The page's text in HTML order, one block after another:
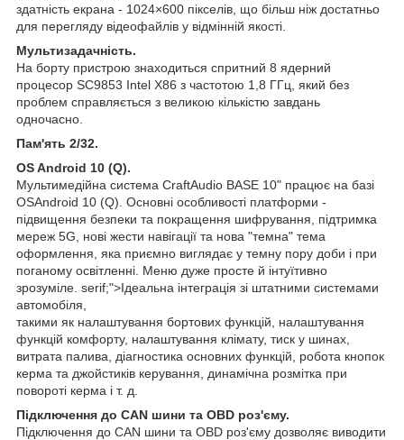
здатність екрана - 1024×600 пікселів, що більш ніж достатньо
для перегляду відеофайлів у відмінній якості.
Мультизадачність.
На борту пристрою знаходиться спритний 8 ядерний
процесор SC9853 Intel X86 з частотою 1,8 ГГц, який без
проблем справляється з великою кількістю завдань
одночасно.
Пам'ять 2/32.
OS Android 10 (Q).
Мультимедійна система CraftAudio BASE 10" працює на базі
OSAndroid 10 (Q). Основні особливості платформи -
підвищення безпеки та покращення шифрування, підтримка
мереж 5G, нові жести навігації та нова "темна" тема
оформлення, яка приємно виглядає у темну пору доби і при
поганому освітленні. Меню дуже просте й інтуїтивно
зрозуміле. serif;">Ідеальна інтеграція зі штатними системами
автомобіля,
такими як налаштування бортових функцій, налаштування
функцій комфорту, налаштування клімату, тиск у шинах,
витрата палива, діагностика основних функцій, робота кнопок
керма та джойстиків керування, динамічна розмітка при
повороті керма і т. д.
Підключення до CAN шини та OBD роз'єму.
Підключення до CAN шини та OBD роз'єму дозволяє виводити